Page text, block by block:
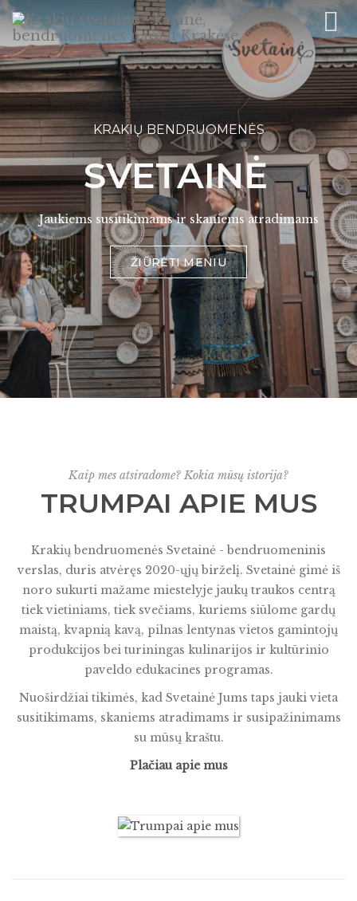
KRAKIŲ BENDRUOMENĖS
SVETAINĖ
Jaukiems susitikimams ir skaniems atradimams
ŽIŪRĖTI MENIU
TRUMPAI APIE MUS
Kaip mes atsiradome? Kokia mūsų istorija?
Krakių bendruomenės Svetainė - bendruomeninis
verslas, duris atvėręs 2020-ųjų birželį. Svetainė gimė iš
noro sukurti mažame miestelyje jaukų traukos centrą
tiek vietiniams, tiek svečiams, kuriems siūlome gardų
maistą, kvapnią kavą, pilnas lentynas vietos gamintojų
produkcijos bei turiningas kulinarijos ir kultūrinio
paveldo edukacines programas.
Nuoširdžiai tikimės, kad Svetainė Jums taps jauki vieta
susitikimams, skaniems atradimams ir susipažinimams
su mūsų kraštu.
Plačiau apie mus